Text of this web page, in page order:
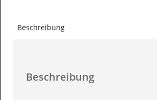
Beschreibung
Beschreibung